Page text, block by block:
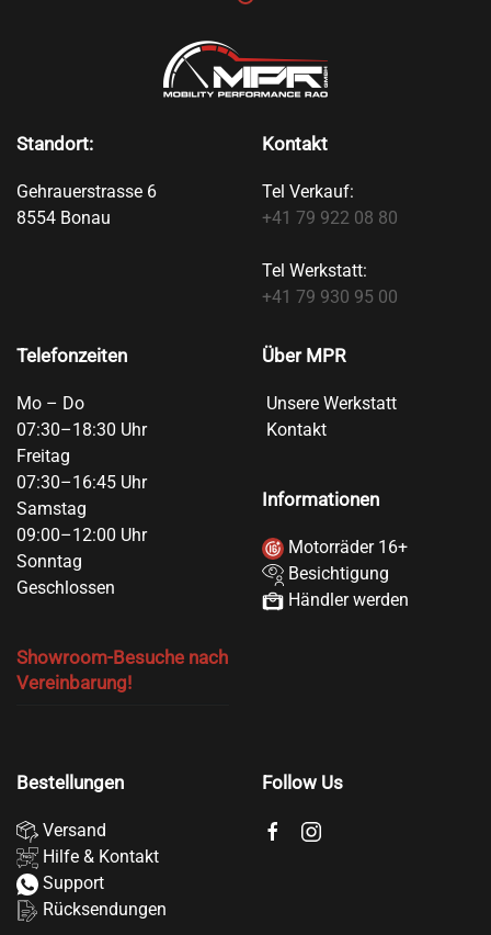
Standort:
Gehrauerstrasse 6
8554 Bonau
Kontakt
Tel Verkauf:
+41 79 922 08 80
Tel Werkstatt:
+41 79 930 95 00
Telefonzeiten
Mo – Do
07:30–18:30 Uhr
Freitag
07:30–16:45 Uhr
Samstag
09:00–12:00 Uhr
Sonntag
Geschlossen
Showroom-Besuche nach
Vereinbarung!
Über MPR
Unsere Werkstatt
Kontakt
Informationen
Motorräder 16+
Besichtigung
Händler werden
Bestellungen
Versand
Hilfe & Kontakt
Support
Rücksendungen
Follow Us